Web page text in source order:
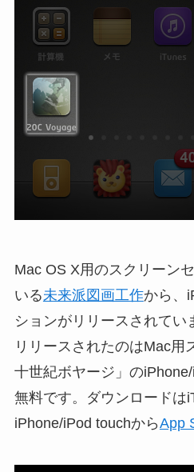
Mac OS X用のスクリーン
いる未来派図画工作から、
ションがリリースされてい
リリースされたのはMac用
十世紀ボヤージ」の
無料です。ダウンロードは
iPhone/iPod touchからApp